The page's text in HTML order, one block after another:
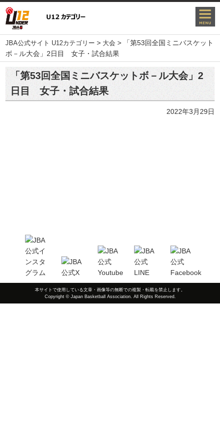
JBA公式サイト U12カテゴリー > 大会 >
「第53回全国ミニバスケット
ボ－ル大会」2日目 女子・試合結果
「第53回全国ミニバスケットボ－ル大会」2
日目 女子・試合結果
2022年3月29日
本サイトで使用している文章・画像等の無断での複製・転載を禁止します。
Copyright © Japan Basketball Association. All Rights Reserved.